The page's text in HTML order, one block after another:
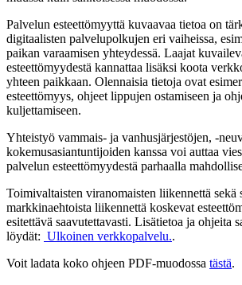
Palvelun esteettömyyttä kuvaavaa tietoa on
digitaalisten palvelupolkujen eri vaiheissa,
paikan varaamisen yhteydessä. Laajat
esteettömyydestä kannattaa lisäksi koota
yhteen paikkaan. Olennaisia tietoja ovat
esteettömyys, ohjeet lippujen ostamiseen ja
kuljettamiseen.
Yhteistyö vammais- ja vanhusjärjestöjen, -
kokemusasiantuntijoiden kanssa voi auttaa
palvelun esteettömyydestä parhaalla
Toimivaltaisten viranomaisten liikennettä sekä
markkinaehtoista liikennettä koskevat
esitettävä saavutettavasti. Lisätietoa ja ohjeita
löydät: Ulkoinen verkkopalvelu..
Voit ladata koko ohjeen PDF-muodossa tästä.